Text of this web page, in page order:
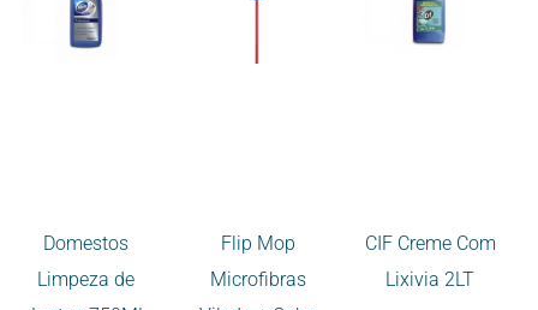
Domestos
Limpeza de
Flip Mop
Microfibras
CIF Creme Com
Lixivia 2LT